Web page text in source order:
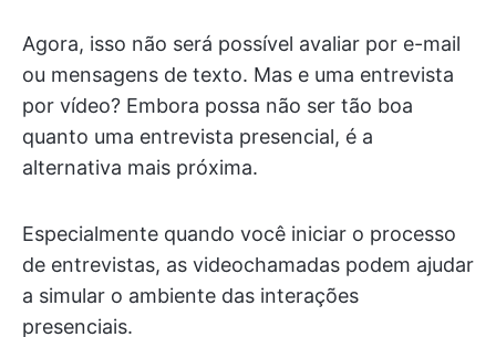
Agora, isso não será possível avaliar por e-mail
ou mensagens de texto. Mas e uma entrevista
por vídeo? Embora possa não ser tão boa
quanto uma entrevista presencial, é a
alternativa mais próxima.
Especialmente quando você iniciar o processo
de entrevistas, as videochamadas podem ajudar
a simular o ambiente das interações
presenciais.